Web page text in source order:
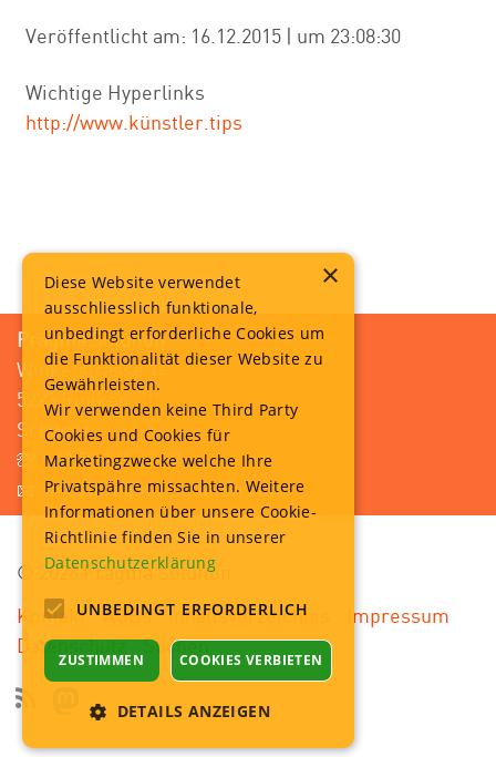
Veröffentlicht am: 16.12.2015 | um 23:08:30
Wichtige Hyperlinks
http://www.künstler.tips
Pragma Solution
Winkelstrasse 14
5223 Riniken
Schweiz
+41 56 249 42 82
info@pragma-solution.com
© 2026 Pragma Solution
Kontakt
AGBs Inhaltsverzeichnis
Impressum
Datenschutz
Suchen
×
Diese Website verwendet
ausschliesslich funktionale,
unbedingt erforderliche Cookies um
die Funktionalität dieser Website zu
Gewährleisten.
Wir verwenden keine Third Party
Cookies und Cookies für
Marketingzwecke welche Ihre
Privatspähre missachten. Weitere
Informationen über unsere Cookie-
Richtlinie finden Sie in unserer
Datenschutzerklärung
UNBEDINGT ERFORDERLICH
ZUSTIMMEN COOKIES VERBIETEN
DETAILS ANZEIGEN